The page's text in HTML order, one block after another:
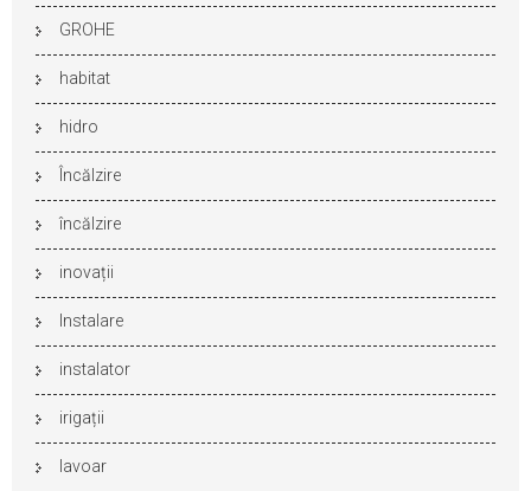
GROHE
habitat
hidro
Încălzire
încălzire
inovații
Instalare
instalator
irigații
lavoar